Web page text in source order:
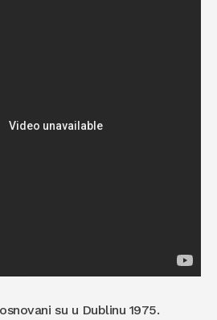
su u Dublinu 1975.